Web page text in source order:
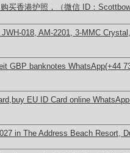
买香港护照，（微信 ID：
018, AM-2201, 3-MMC
GBP banknotes WhatsApp(+44
EU ID Card online
in The Address Beach Resort,